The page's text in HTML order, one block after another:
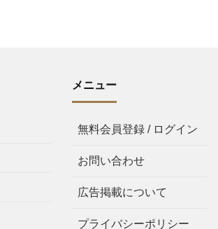
メニュー
無料会員登録 / ログイン
お問い合わせ
広告掲載について
プライバシーポリシー